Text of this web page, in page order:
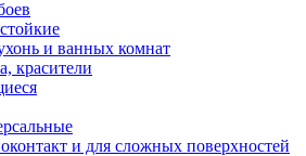
и ванных комнат
красители
и для сложных поверхностей